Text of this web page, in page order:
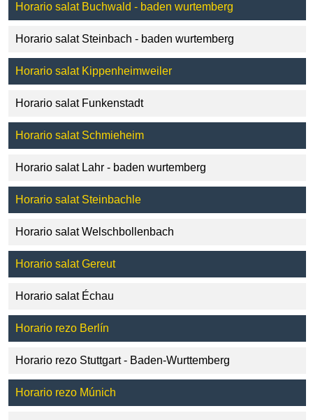
Horario salat Buchwald - baden wurtemberg
Horario salat Steinbach - baden wurtemberg
Horario salat Kippenheimweiler
Horario salat Funkenstadt
Horario salat Schmieheim
Horario salat Lahr - baden wurtemberg
Horario salat Steinbachle
Horario salat Welschbollenbach
Horario salat Gereut
Horario salat Échau
Horario rezo Berlín
Horario rezo Stuttgart - Baden-Wurttemberg
Horario rezo Múnich